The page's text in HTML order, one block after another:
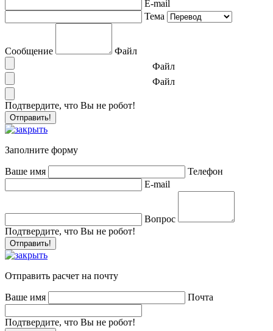
E-mail
Тема
Сообщение
Файл
Файл
Файл
Подтвердите, что Вы не робот!
Заполните форму
Ваше имя
Телефон
E-mail
Вопрос
Подтвердите, что Вы не робот!
Отправить расчет на почту
Ваше имя Почта
Подтвердите, что Вы не робот!